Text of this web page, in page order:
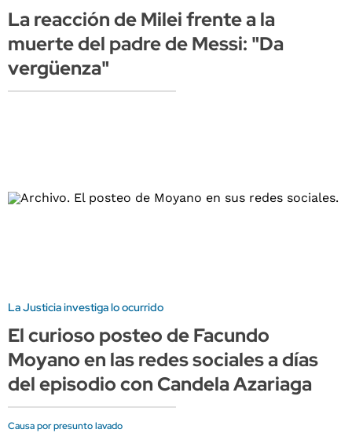
La reacción de Milei frente a la
muerte del padre de Messi: "Da
vergüenza"
La Justicia investiga lo ocurrido
El curioso posteo de Facundo
Moyano en las redes sociales a días
del episodio con Candela Azariaga
Causa por presunto lavado